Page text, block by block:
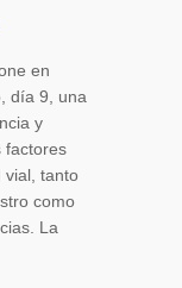
en
día 9, una
y
factores
vial, tanto
como
La